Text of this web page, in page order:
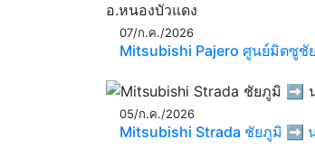
07/ก.ค./2026
Mitsubishi Pajero ศูนย์มิตซู
05/ก.ค./2026
Mitsubishi Strada ชัยภูมิ ➡️